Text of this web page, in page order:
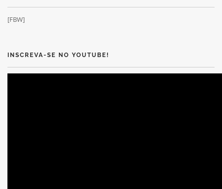
[FBW]
INSCREVA-SE NO YOUTUBE!